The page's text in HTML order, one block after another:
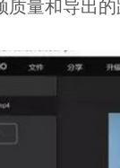
量和导出的